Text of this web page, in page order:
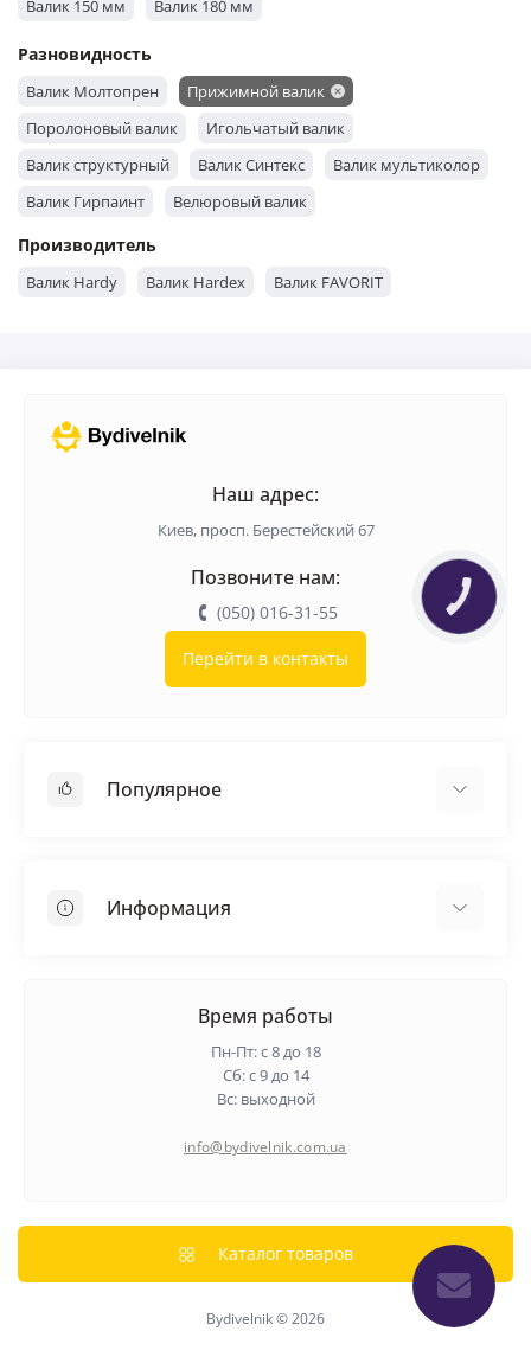
Валик 150 мм
Валик 180 мм
Разновидность
Валик Молтопрен
Прижимной валик
Поролоновый валик
Игольчатый валик
Валик структурный
Валик Синтекс
Валик мультиколор
Валик Гирпаинт
Велюровый валик
Производитель
Валик Hardy Валик Hardex Валик FAVORIT
Наш адрес:
Киев, просп. Берестейский 67
Позвоните нам:
(050) 016-31-55
Перейти в контакты
Популярное
Самовыравнивающая смесь
Информация
Политика конфиденциальности
Время работы
Пн-Пт: с 8 до 18
Сб: с 9 до 14
Вс: выходной
info@bydivelnik.com.ua
Каталог товаров
Bydivelnik © 2026
КНОПКА
ЗВ'ЯЗКУ